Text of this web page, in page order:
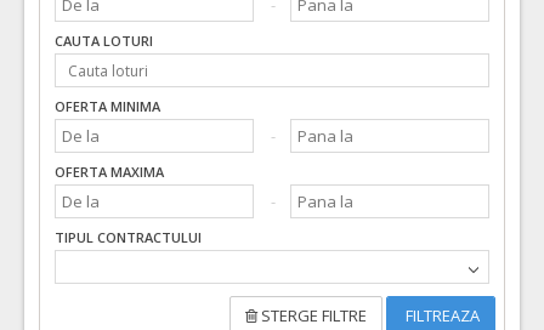
CAUTA LOTURI
OFERTA MINIMA
OFERTA MAXIMA
TIPUL CONTRACTULUI
STERGE FILTRE FILTREAZA